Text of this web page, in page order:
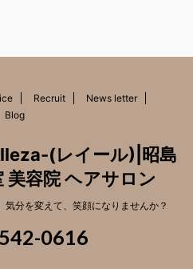
Recruit
News letter
Blog
(レイール)|昭島
美容院 ヘアサロン
気分を変えて、笑顔になりませんか？
0616